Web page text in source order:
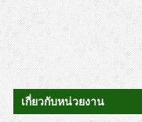
เกี่ยวกับหน่วยงาน